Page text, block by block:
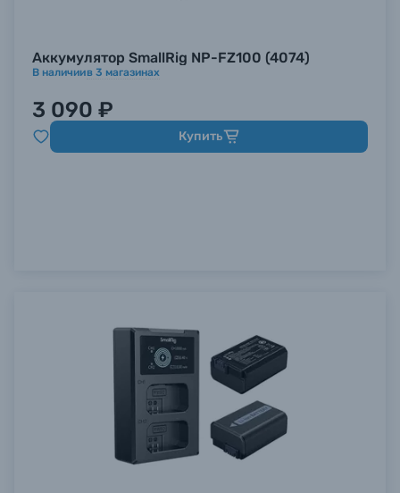
Аккумулятор SmallRig NP-FZ100 (4074)
В наличиив 3 магазинах
3 090 ₽
Купить